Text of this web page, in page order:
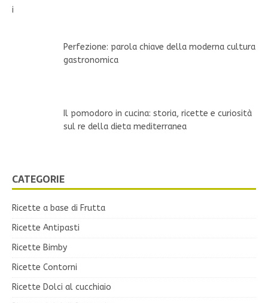
Perfezione: parola chiave della moderna cultura
gastronomica
Il pomodoro in cucina: storia, ricette e curiosità
sul re della dieta mediterranea
CATEGORIE
Ricette a base di Frutta
Ricette Antipasti
Ricette Bimby
Ricette Contorni
Ricette Dolci al cucchiaio